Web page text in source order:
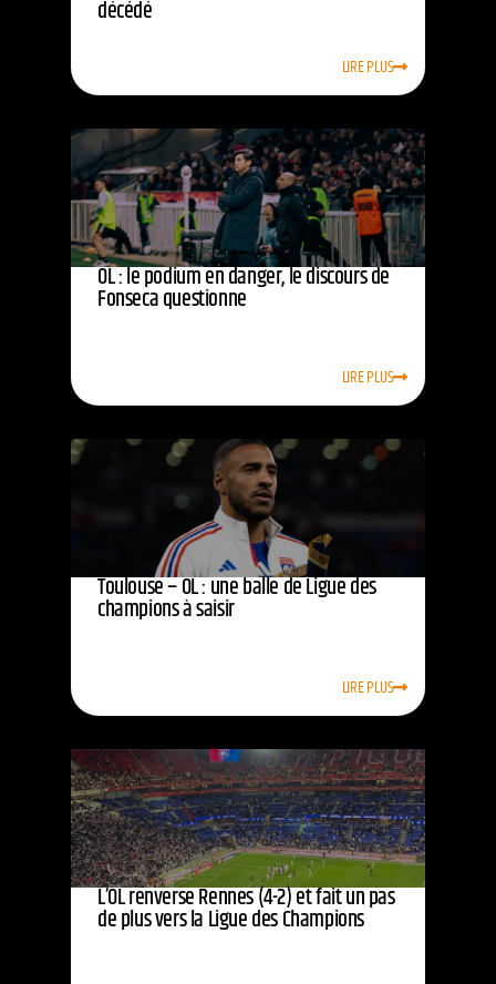
décédé
LIRE PLUS
OL : le podium en danger, le discours de
Fonseca questionne
LIRE PLUS
Toulouse – OL : une balle de Ligue des
champions à saisir
LIRE PLUS
L’OL renverse Rennes (4-2) et fait un pas
de plus vers la Ligue des Champions